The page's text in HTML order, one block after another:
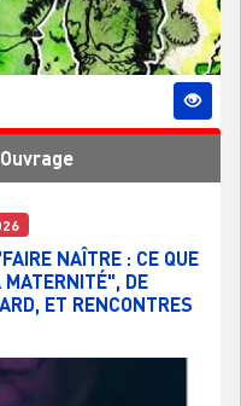
Ouvrage
NAÎTRE : CE QUE
DE
ET RENCONTRES